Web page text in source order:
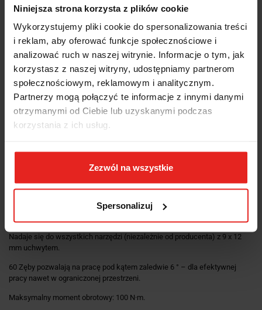
Niniejsza strona korzysta z plików cookie
Wykorzystujemy pliki cookie do spersonalizowania treści
i reklam, aby oferować funkcje społecznościowe i
analizować ruch w naszej witrynie. Informacje o tym, jak
korzystasz z naszej witryny, udostępniamy partnerom
społecznościowym, reklamowym i analitycznym.
Partnerzy mogą połączyć te informacje z innymi danymi
otrzymanymi od Ciebie lub uzyskanymi podczas
korzystania z ich usług.
Zezwól na wszystkie
Spersonalizuj
DEDYKOWANY KONSULTANT
INFORMACJE DOT.
BEZPIECZEŃSTWA
OPINIE I OCENY (0)
Grzechotka wtykowa drobnozębowa 3/8" 9x12mm 735/5
zębami do 3/8 wkładek do kluczy nasadowych, przełączalna, stal ze
Nadaje się do wszystkich narzędzi (niezależnie od producenta) z 9 x 12
mm uchwytem.
60 Zęby pozwalają na pracę pod kątem zaledwie 6 ° – dla efektywnej
pracy nawet w ograniczonej przestrzeni.
Maksymalny moment obrotowy: 100 N·m.